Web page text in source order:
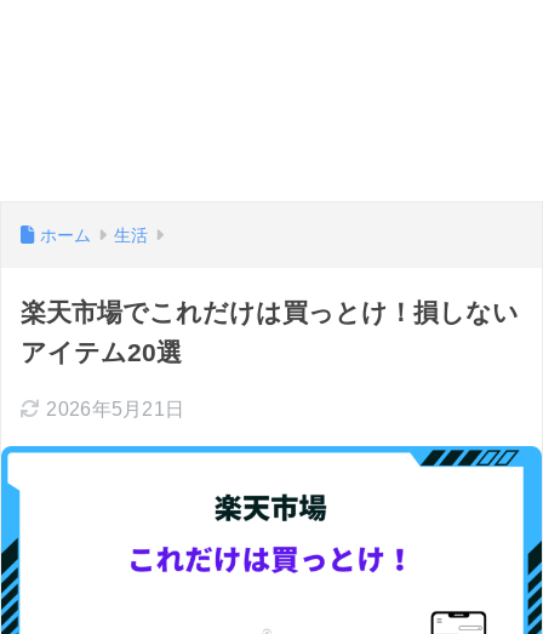
ホーム 生活
楽天市場でこれだけは買っとけ！損しない
アイテム20選
2026年5月21日